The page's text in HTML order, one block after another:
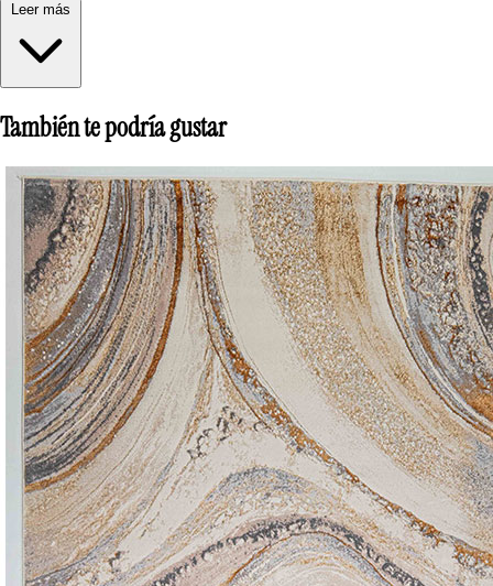
Leer más
También te podría gustar